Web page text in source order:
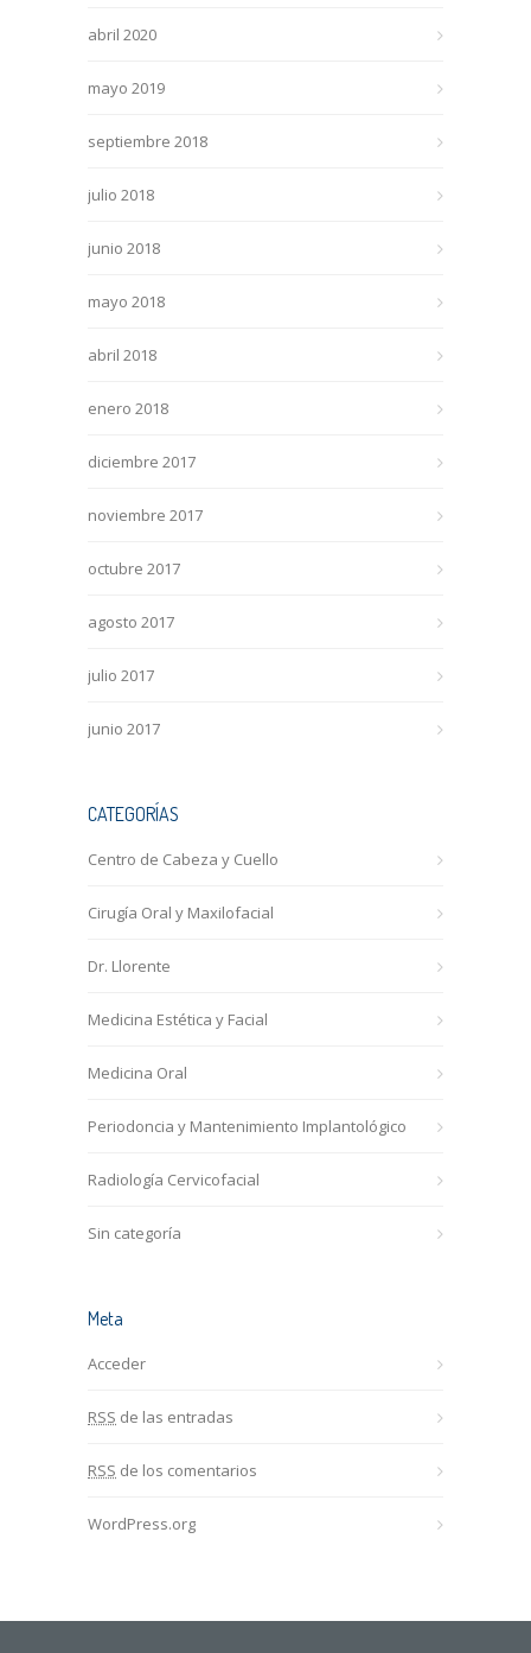
abril 2020
mayo 2019
septiembre 2018
julio 2018
junio 2018
mayo 2018
abril 2018
enero 2018
diciembre 2017
noviembre 2017
octubre 2017
agosto 2017
julio 2017
junio 2017
CATEGORÍAS
Centro de Cabeza y Cuello
Cirugía Oral y Maxilofacial
Dr. Llorente
Medicina Estética y Facial
Medicina Oral
Periodoncia y Mantenimiento Implantológico
Radiología Cervicofacial
Sin categoría
Meta
Acceder
RSS de las entradas
RSS de los comentarios
WordPress.org